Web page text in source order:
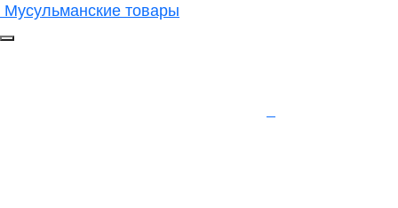
Мусульманские товары